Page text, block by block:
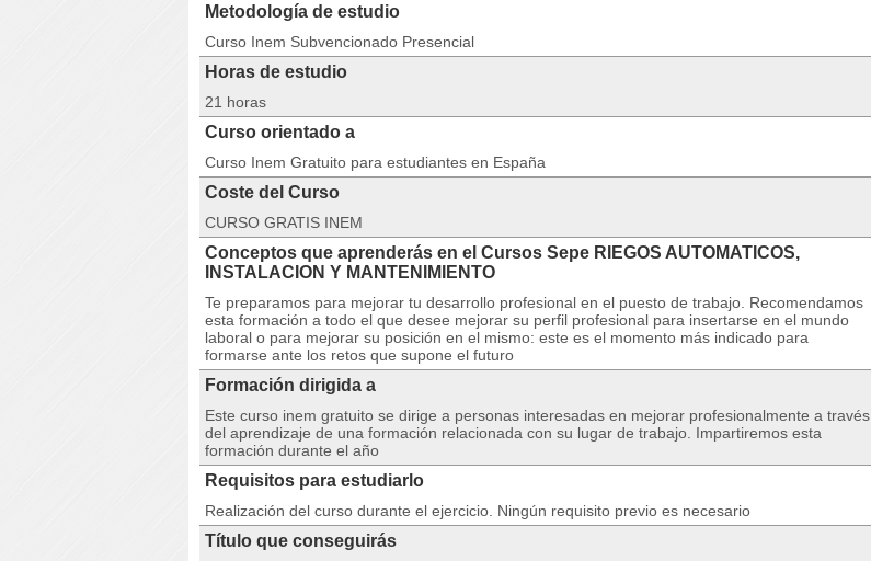
Metodología de estudio
Curso Inem Subvencionado Presencial
Horas de estudio
21 horas
Curso orientado a
Curso Inem Gratuito para estudiantes en España
Coste del Curso
CURSO GRATIS INEM
Conceptos que aprenderás en el Cursos Sepe RIEGOS AUTOMATICOS,
INSTALACION Y MANTENIMIENTO
Te preparamos para mejorar tu desarrollo profesional en el puesto de trabajo. Recomendamos
esta formación a todo el que desee mejorar su perfil profesional para insertarse en el mundo
laboral o para mejorar su posición en el mismo: este es el momento más indicado para
formarse ante los retos que supone el futuro
Formación dirigida a
Este curso inem gratuito se dirige a personas interesadas en mejorar profesionalmente a través
del aprendizaje de una formación relacionada con su lugar de trabajo. Impartiremos esta
formación durante el año
Requisitos para estudiarlo
Realización del curso durante el ejercicio. Ningún requisito previo es necesario
Título que conseguirás